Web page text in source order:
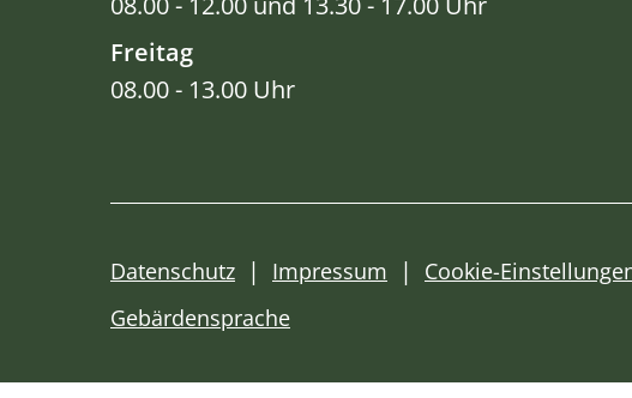
Freitag
08.00 - 13.00 Uhr
Datenschutz Impressum Cookie-
Gebärdensprache